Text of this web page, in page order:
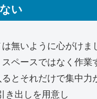
い
無いように心がけま
ペースではなく作業
とそれだけで集中力
き出しを用意し